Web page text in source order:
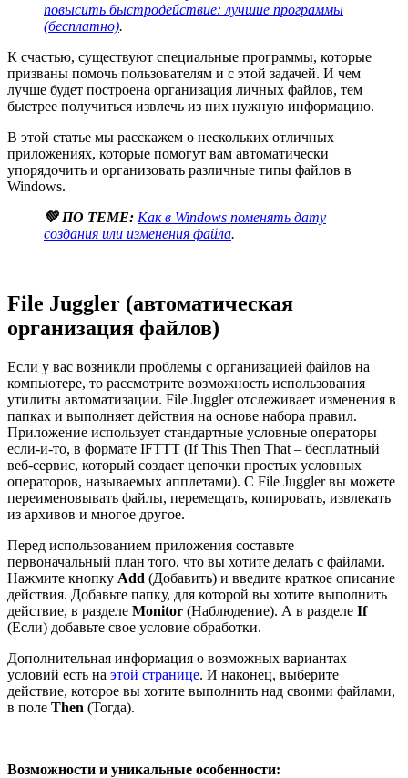
повысить быстродействие: лучшие программы
(бесплатно).
К счастью, существуют специальные программы, которые
призваны помочь пользователям и с этой задачей. И чем
лучше будет построена организация личных файлов, тем
быстрее получиться извлечь из них нужную информацию.
В этой статье мы расскажем о нескольких отличных
приложениях, которые помогут вам автоматически
упорядочить и организовать различные типы файлов в
Windows.
💚 ПО ТЕМЕ: Как в Windows поменять дату
создания или изменения файла.
File Juggler (автоматическая
организация файлов)
Если у вас возникли проблемы с организацией файлов на
компьютере, то рассмотрите возможность использования
утилиты автоматизации. File Juggler отслеживает изменения в
папках и выполняет действия на основе набора правил.
Приложение использует стандартные условные операторы
если-и-то, в формате IFTTT (If This Then That – бесплатный
веб-сервис, который создает цепочки простых условных
операторов, называемых апплетами). С File Juggler вы можете
переименовывать файлы, перемещать, копировать, извлекать
из архивов и многое другое.
Перед использованием приложения составьте
первоначальный план того, что вы хотите делать с файлами.
Нажмите кнопку Add (Добавить) и введите краткое описание
действия. Добавьте папку, для которой вы хотите выполнить
действие, в разделе Monitor (Наблюдение). А в разделе If
(Если) добавьте свое условие обработки.
Дополнительная информация о возможных вариантах
условий есть на этой странице. И наконец, выберите
действие, которое вы хотите выполнить над своими файлами,
в поле Then (Тогда).
Возможности и уникальные особенности: